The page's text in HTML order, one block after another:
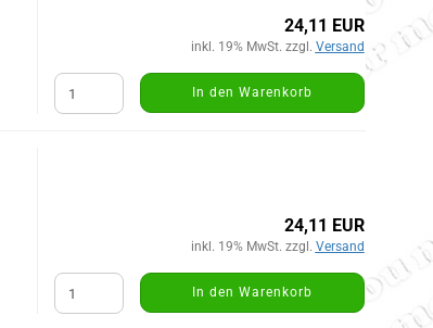
24,11 EUR
inkl. 19% MwSt. zzgl. Versand
In den Warenkorb
24,11 EUR
inkl. 19% MwSt. zzgl. Versand
In den Warenkorb